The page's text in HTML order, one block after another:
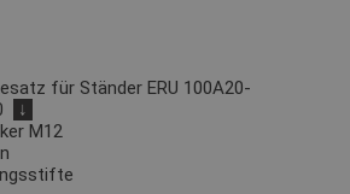
für Ständer ERU 100A20-
↓
M12